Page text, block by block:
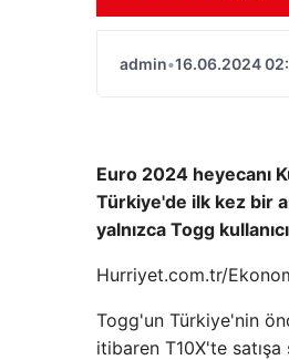
admin•16.06.2024
Euro 2024 heyecanı
Türkiye'de ilk kez bir
yalnızca Togg
Hurriyet.com.tr/
Togg'un Türkiye'nin
itibaren T10X'te satışa